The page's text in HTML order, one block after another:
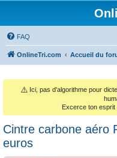
FAQ
OnlineTri.com Accueil du
⚠️ Ici, pas d'algorithme pour
Excerce ton esprit
Cintre carbone aéro
euros